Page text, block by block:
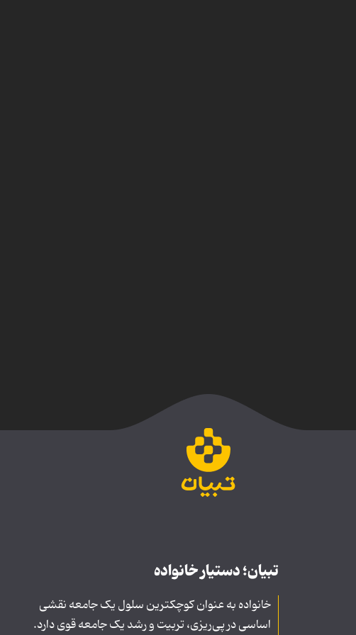
تبیان؛ دستیار خانواده
خانواده به عنوان کوچکترین سلول یک جامعه نقشی
اساسی در پی‌ریزی، تربیت و رشد یک جامعه قوی دارد.